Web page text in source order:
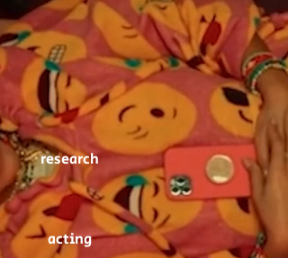
research
acting